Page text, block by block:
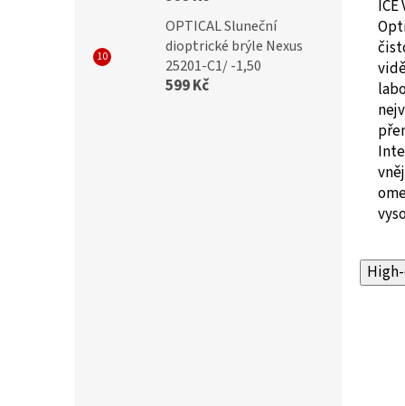
OPTICAL Sluneční
dioptrické brýle Nexus
25201-C1/ -1,50
599 Kč
ICE